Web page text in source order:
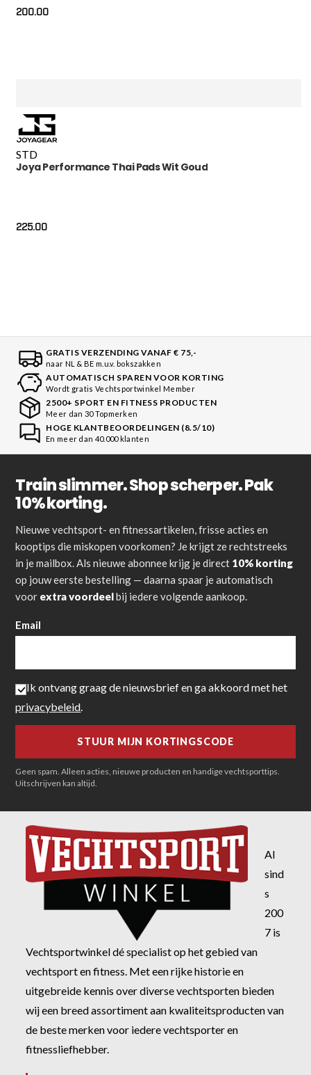
200.00
STD
Joya Performance Thai Pads Wit Goud
225.00
GRATIS VERZENDING VANAF € 75,-
naar NL & BE m.u.v. bokszakken
AUTOMATISCH SPAREN VOOR KORTING
Wordt gratis Vechtsportwinkel Member
2500+ SPORT EN FITNESS PRODUCTEN
Meer dan 30 Topmerken
HOGE KLANTBEOORDELINGEN (8.5/10)
En meer dan 40.000 klanten
Train slimmer. Shop scherper. Pak
10% korting.
Nieuwe vechtsport- en fitnessartikelen, frisse acties en
kooptips die miskopen voorkomen? Je krijgt ze rechtstreeks
in je mailbox. Als nieuwe abonnee krijg je direct 10% korting
op jouw eerste bestelling — daarna spaar je automatisch
voor extra voordeelbij iedere volgende aankoop.
Email
Ik ontvang graag de nieuwsbrief en ga akkoord met het
privacybeleid.
Geen spam. Alleen acties, nieuwe producten en handige vechtsporttips.
Uitschrijven kan altijd.
Al
sind
s
200
7 is
Vechtsportwinkel dé specialist op het gebied van
vechtsport en fitness. Met een rijke historie en
uitgebreide kennis over diverse vechtsporten bieden
wij een breed assortiment aan kwaliteitsproducten van
de beste merken voor iedere vechtsporter en
fitnessliefhebber.